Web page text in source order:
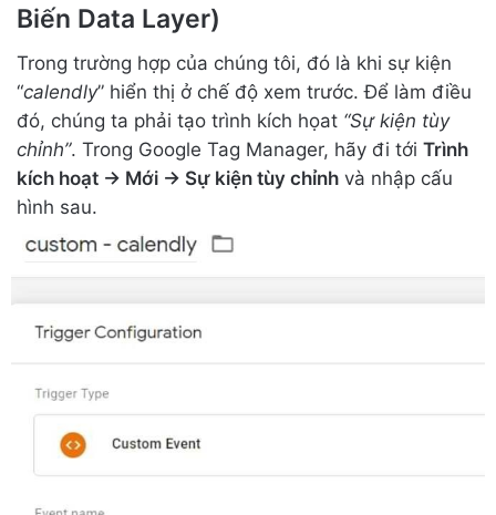
Biến Data Layer)
Trong trường hợp của chúng tôi, đó là khi sự kiện
“calendly” hiển thị ở chế độ xem trước. Để làm điều
đó, chúng ta phải tạo trình kích họat “Sự kiện tùy
chỉnh”. Trong Google Tag Manager, hãy đi tới Trình
kích hoạt -> Mới -> Sự kiện tùy chỉnh và nhập cấu
hình sau.